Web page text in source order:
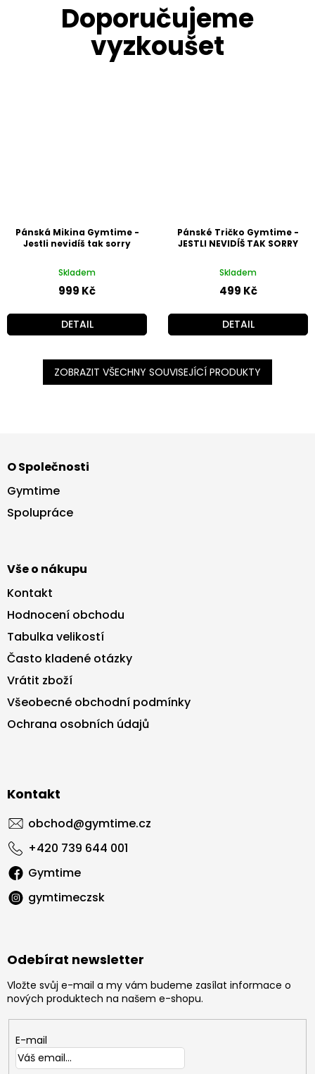
Pánská Mikina Gymtime -
Jestli nevidíš tak sorry
Skladem
999 Kč
DETAIL
Pánské Tričko Gymtime -
JESTLI NEVIDÍŠ TAK SORRY
Skladem
499 Kč
DETAIL
ZOBRAZIT VŠECHNY SOUVISEJÍCÍ PRODUKTY
p
a
O Společnosti
Gymtime
Spolupráce
Vše o nákupu
Kontakt
Hodnocení obchodu
Tabulka velikostí
Často kladené otázky
Vrátit zboží
Všeobecné obchodní podmínky
Ochrana osobních údajů
Kontakt
obchod@gymtime.cz
+420 739 644 001
Gymtime
gymtimeczsk
Odebírat newsletter
Vložte svůj e-mail a my vám budeme zasílat informace o
nových produktech na našem e-shopu.
E-mail